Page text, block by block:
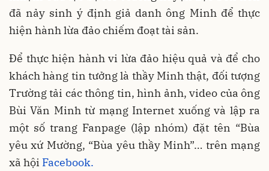
đã nảy sinh ý định giả danh ông Minh để thực
hiện hành lừa đảo chiếm đoạt tài sản.
Để thực hiện hành vi lừa đảo hiệu quả và để cho
khách hàng tin tưởng là thầy Minh thật, đối tượng
Trường tải các thông tin, hình ảnh, video của ông
Bùi Văn Minh từ mạng Internet xuống và lập ra
một số trang Fanpage (lập nhóm) đặt tên “Bùa
yêu xứ Mường, “Bùa yêu thầy Minh”… trên mạng
xã hội Facebook.